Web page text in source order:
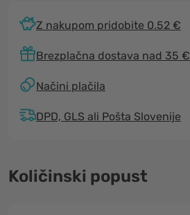
Z nakupom pridobite 0.52 €
Brezplačna dostava nad 35 €
Načini plačila
DPD, GLS ali Pošta Slovenije
Količinski popust